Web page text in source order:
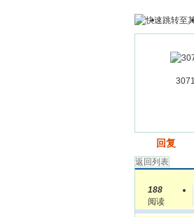
银行
回复
返回列表
188
阅读